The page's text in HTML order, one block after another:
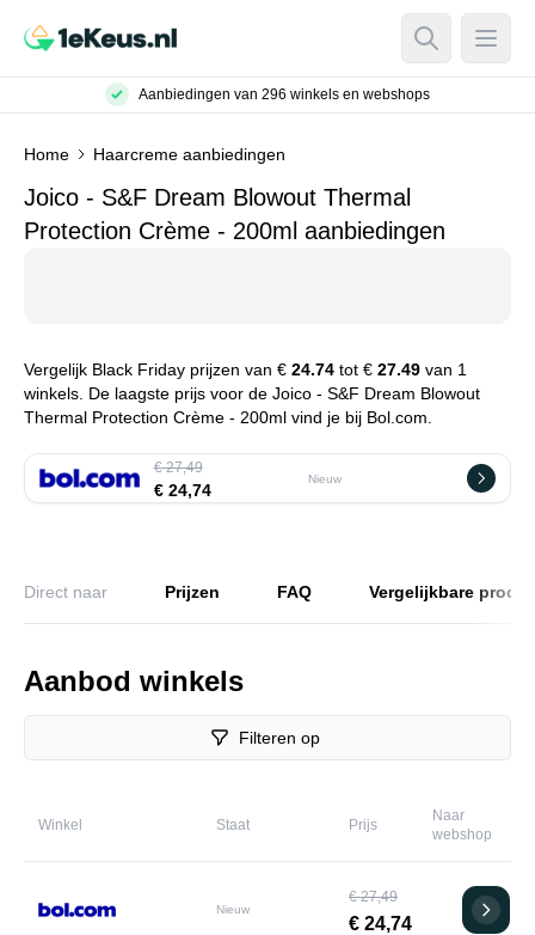
Open Open
Aanbiedingen van 296 winkels en webshops
Home Haarcreme aanbiedingen
Joico - S&F Dream Blowout Thermal
Protection Crème - 200ml aanbiedingen
Vergelijk Black Friday prijzen van € 24.74 tot € 27.49 van 1
winkels. De laagste prijs voor de Joico - S&F Dream Blowout
Thermal Protection Crème - 200ml vind je bij Bol.com.
€ 27,49
€ 24,74
Nieuw
Direct naar Prijzen FAQ Vergelijkbare
Aanbod winkels
Filteren op
Winkel Staat Prijs
Naar
webshop
Nieuw
€ 27,49
€ 24,74